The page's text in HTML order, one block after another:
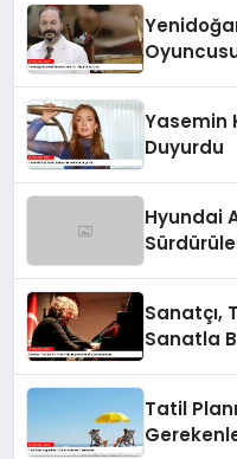
Yasemin
Duyurdu
Hyundai
Sanatçı,
Sanatla
Tatil